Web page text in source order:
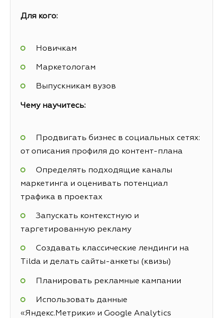
Для кого:
Новичкам
Маркетологам
Выпускникам вузов
Чему научитесь:
Продвигать бизнес в социальных сетях:
от описания профиля до контент-плана
Определять подходящие каналы
маркетинга и оценивать потенциал
трафика в проектах
Запускать контекстную и
таргетированную рекламу
Создавать классические лендинги на
Tilda и делать сайты-анкеты (квизы)
Планировать рекламные кампании
Использовать данные
«Яндекс.Метрики» и Google Analytics